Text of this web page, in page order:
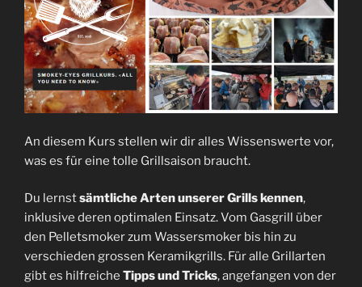
An diesem Kurs stellen wir dir alles Wissenswerte vor,
was es für eine tolle Grillsaison braucht.
Du lernstsämtliche Arten unserer Grills kennen,
inklusive deren optimalen Einsatz. Vom Gasgrill über
den Pelletsmoker zum Wassersmoker bis hin zu
verschieden grossen Keramikgrills. Für alle Grillarten
gibt es hilfreiche Tipps und Tricks, angefangen von der